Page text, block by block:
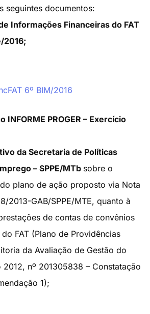
seguintes documentos:
Informações Financeiras do FAT
2016;
6º BIM/2016
INFORME PROGER – Exercício
da Secretaria de Políticas
– SPPE/MTb sobre o
plano de ação proposto via Nota
2013-GAB/SPPE/MTE, quanto à
de contas de convênios
FAT (Plano de Providências
da Avaliação de Gestão do
2012, nº 201305838 – Constatação
1);